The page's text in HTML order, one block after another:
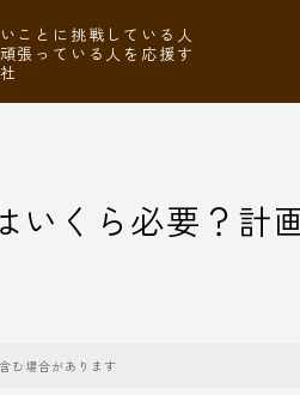
ことに挑戦している人
張っている人を応援す
いくら必要？計
む場合があります